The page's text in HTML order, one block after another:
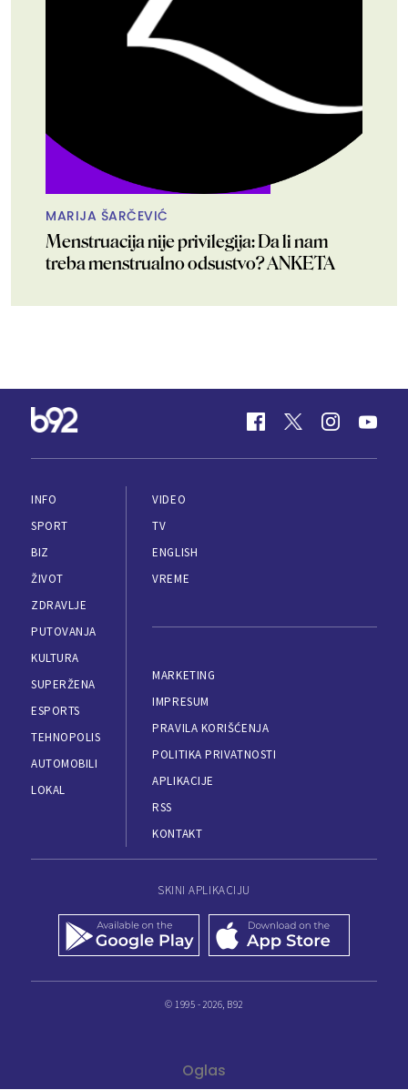
MARIJA ŠARČEVIĆ
Menstruacija nije privilegija: Da li nam
treba menstrualno odsustvo? ANKETA
INFO
SPORT
BIZ
ŽIVOT
ZDRAVLJE
PUTOVANJA
KULTURA
SUPERŽENA
ESPORTS
TEHNOPOLIS
AUTOMOBILI
LOKAL
VIDEO
TV
ENGLISH
VREME
MARKETING
IMPRESUM
PRAVILA KORIŠĆENJA
POLITIKA PRIVATNOSTI
APLIKACIJE
RSS
KONTAKT
SKINI APLIKACIJU
© 1995 - 2026, B92